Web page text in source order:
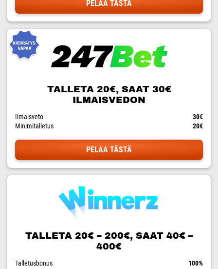
PELAA TÄSTÄ
TALLETA 20€, SAAT 30€
ILMAISVEDON
Ilmaisveto
30€
Minimitalletus
20€
PELAA TÄSTÄ
TALLETA 20€ – 200€, SAAT 40€ –
400€
Talletusbonus
100%